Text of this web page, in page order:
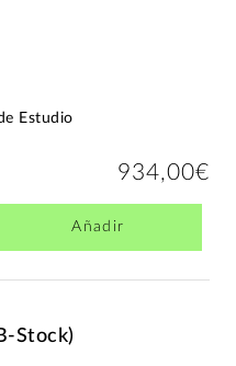
Estudio
934,00€
Añadir
Stock)